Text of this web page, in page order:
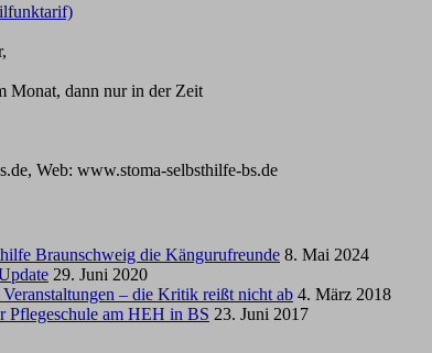
Monat, dann nur in der Zeit
Web: www.stoma-selbsthilfe-bs.de
Braunschweig die Kängurufreunde 8. Mai 2024
29. Juni 2020
– die Kritik reißt nicht ab 4. März 2018
Pflegeschule am HEH in BS 23. Juni 2017